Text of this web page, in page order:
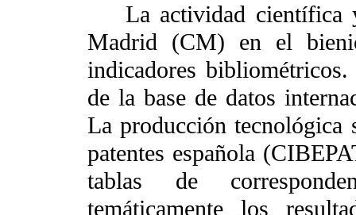
La actividad científica y
Madrid (CM) en el
indicadores
de la base de datos
La producción tecnológica
patentes española
tablas de
temáticamente los